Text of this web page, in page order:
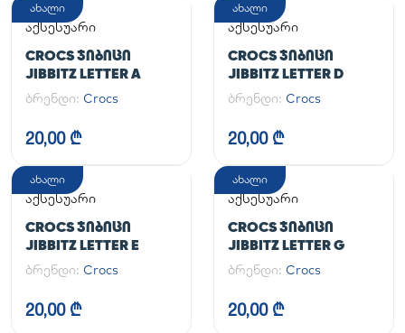
ახალი
აქსესუარი
CROCS ᲯᲘᲑᲘᲪᲘ
JIBBITZ LETTER A
ბრენდი: Crocs
20,00 ₾
ახალი
აქსესუარი
CROCS ᲯᲘᲑᲘᲪᲘ
JIBBITZ LETTER D
ბრენდი: Crocs
20,00 ₾
ახალი
აქსესუარი
CROCS ᲯᲘᲑᲘᲪᲘ
JIBBITZ LETTER E
ბრენდი: Crocs
20,00 ₾
ახალი
აქსესუარი
CROCS ᲯᲘᲑᲘᲪᲘ
JIBBITZ LETTER G
ბრენდი: Crocs
20,00 ₾